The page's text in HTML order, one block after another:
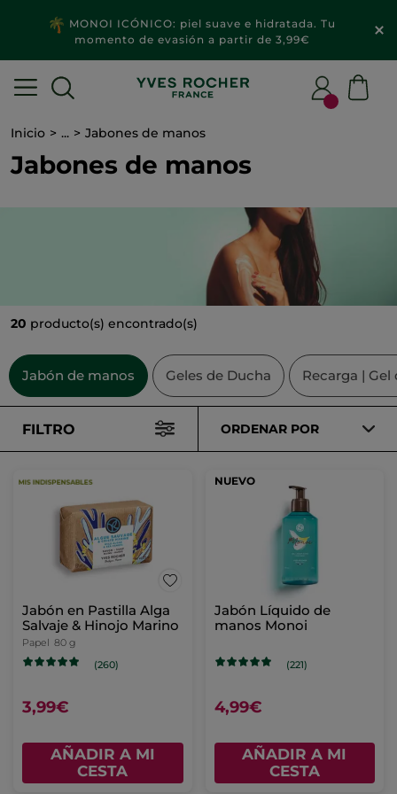
MONOI ICÓNICO: piel suave e hidratada. Tu
momento de evasión a partir de 3,99€
Inicio ... Jabones de manos
Jabones de manos
20 producto(s) encontrado(s)
Jabón de manos Geles de Ducha Recarga |
FILTRO ORDENAR POR
Jabón en Pastilla Alga
Salvaje & Hinojo Marino
Papel 80 g
(260)
3,99€
AÑADIR A MI
CESTA
NUEVO
Jabón Líquido de
manos Monoi
(221)
4,99€
AÑADIR A MI
CESTA